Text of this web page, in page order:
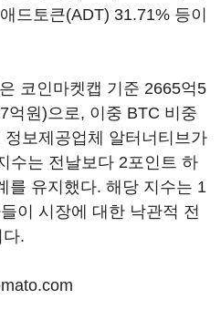
드토큰(ADT) 31.71% 등이
코인마켓캡 기준 2665억5
억원)으로, 이중 BTC 비중
보제공업체 알터너티브가
수는 전날보다 2포인트 하
를 유지했다. 해당 지수는 1
이 시장에 대한 낙관적 전
.